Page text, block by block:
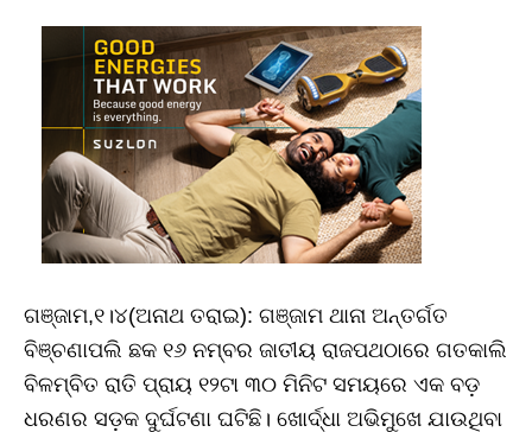
ଗଞ୍ଜାମ,୧।୪(ଅନାଥ ତରାଇ): ଗଞ୍ଜାମ ଥାନା ଅନ୍ତର୍ଗତ
ବିଞ୍ଚଣାପଲି ଛକ ୧୬ ନମ୍ବର ଜାତୀୟ ରାଜପଥଠାରେ ଗତକାଲି
ବିଳମ୍ବିତ ରାତି ପ୍ରାୟ ୧୨ଟା ୩୦ ମିନିଟ ସମୟରେ ଏକ ବଡ଼
ଧରଣର ସଡ଼କ ଦୁର୍ଘଟଣା ଘଟିଛି। ଖୋର୍ଦ୍ଧା ଅଭିମୁଖେ ଯାଉଥିବା